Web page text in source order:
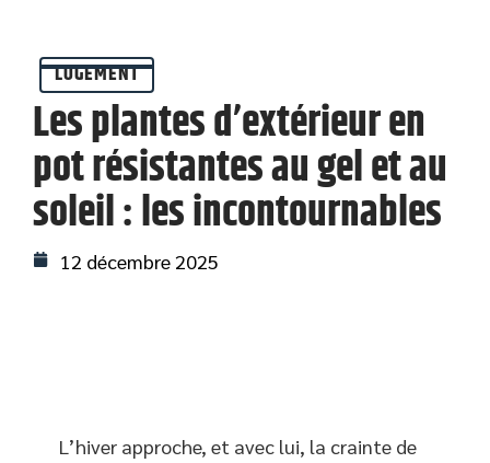
LOGEMENT
Les plantes d’extérieur en
pot résistantes au gel et au
soleil : les incontournables
12 décembre 2025
L’hiver approche, et avec lui, la crainte de